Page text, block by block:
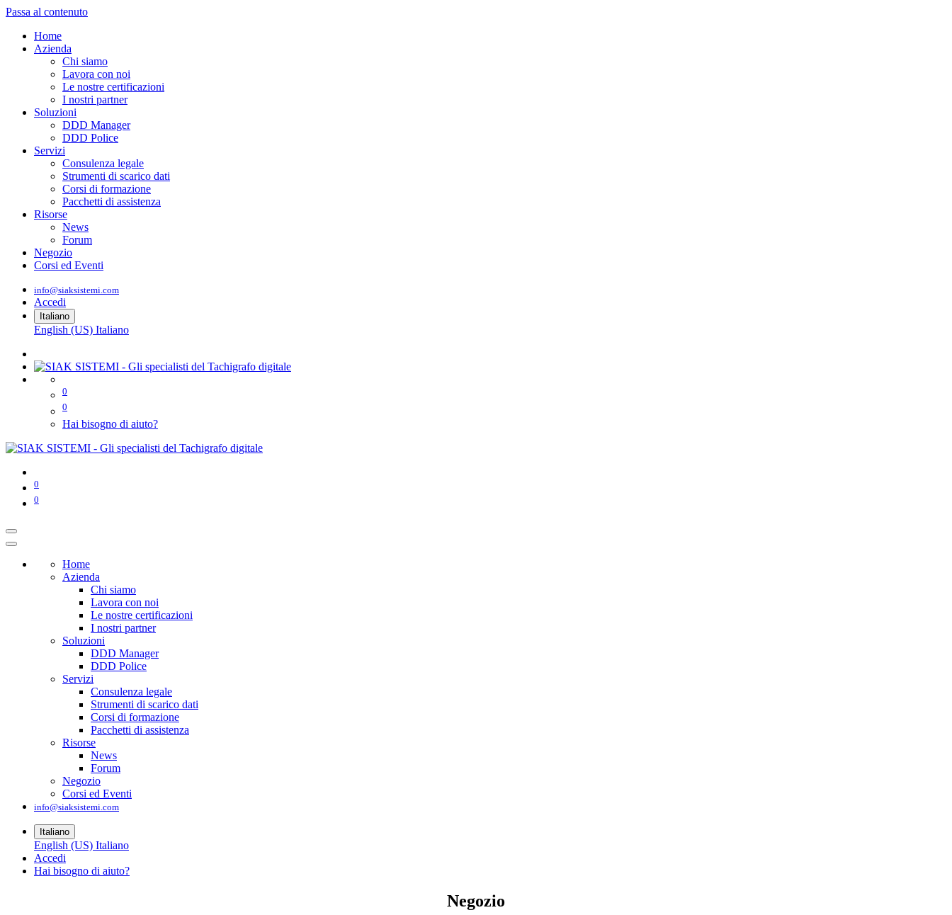
Passa al contenuto
Home
Azienda
Chi siamo
Lavora con noi
Le nostre certificazioni
I nostri partner
Soluzioni
DDD Manager
DDD Police
Servizi
Consulenza legale
Strumenti di scarico dati
Corsi di formazione
Pacchetti di assistenza
Risorse
News
Forum
Negozio
Corsi ed Eventi
info@siaksistemi.com
Accedi
Italiano
English (US) Italiano
0
0
Hai bisogno di aiuto?
0
0
Home
Azienda
Chi siamo
Lavora con noi
Le nostre certificazioni
I nostri partner
Soluzioni
DDD Manager
DDD Police
Servizi
Consulenza legale
Strumenti di scarico dati
Corsi di formazione
Pacchetti di assistenza
Risorse
News
Forum
Negozio
Corsi ed Eventi
info@siaksistemi.com
Italiano
English (US) Italiano
Accedi
Hai bisogno di aiuto?
Negozio